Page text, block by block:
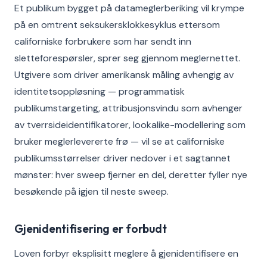
Et publikum bygget på datameglerberiking vil krympe
på en omtrent seksukersklokkesyklus ettersom
californiske forbrukere som har sendt inn
sletteforespørsler, sprer seg gjennom meglernettet.
Utgivere som driver amerikansk måling avhengig av
identitetsoppløsning — programmatisk
publikumstargeting, attribusjonsvindu som avhenger
av tverrsideidentifikatorer, lookalike-modellering som
bruker meglerlevererte frø — vil se at californiske
publikumsstørrelser driver nedover i et sagtannet
mønster: hver sweep fjerner en del, deretter fyller nye
besøkende på igjen til neste sweep.
Gjenidentifisering er forbudt
Loven forbyr eksplisitt meglere å gjenidentifisere en